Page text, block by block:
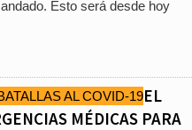
Esto será desde hoy
EL
MÉDICAS PARA